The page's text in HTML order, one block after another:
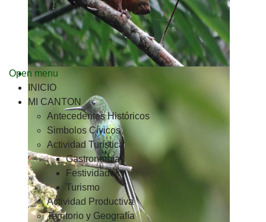
Open menu
INICIO
MI CANTON
Antecedentes Históricos
Simbolos Cívicos
Actividad Turística
Gastronomía
Festividades
Turismo
Actividad Productiva
Territorio y Geografía